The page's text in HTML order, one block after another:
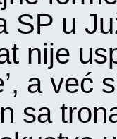
SP u
nije
a već
sa